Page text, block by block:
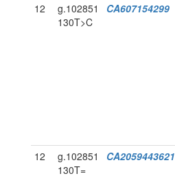
12
g.102851
130T>C
CA607154299
12
g.102851
130T=
CA2059443621